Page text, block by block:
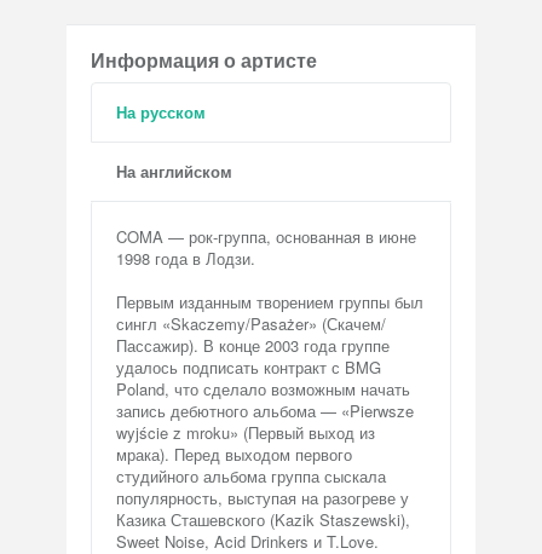
Информация о артисте
На русском
На английском
COMA — рок-группа, основанная в июне
1998 года в Лодзи.
Первым изданным творением группы был
сингл «Skaczemy/Pasażer» (Скачем/
Пассажир). В конце 2003 года группе
удалось подписать контракт с BMG
Poland, что сделало возможным начать
запись дебютного альбома — «Pierwsze
wyjście z mroku» (Первый выход из
мрака). Перед выходом первого
студийного альбома группа сыскала
популярность, выступая на разогреве у
Казика Сташевского (Kazik Staszewski),
Sweet Noise, Acid Drinkers и T.Love.